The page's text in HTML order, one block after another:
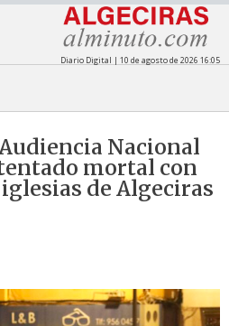
Diario Digital | 10 de agosto de 2026 16:05
Nacional
mortal con
de Algeciras